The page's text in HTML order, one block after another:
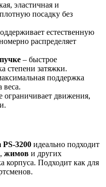
эластичная и
посадку без
естественную
распределяет
– быстрое
степени затяжки.
поддержка
веса.
ограничивает движения,
PS-3200 идеально подходит
, жимов и других
корпуса. Подходит как для